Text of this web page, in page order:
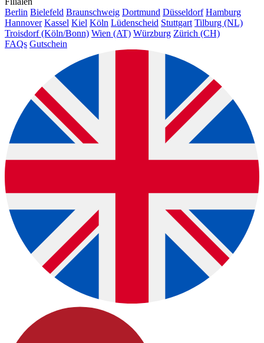
Berlin Bielefeld Braunschweig Dortmund Düsseldorf Hamburg
Hannover Kassel Kiel Köln Lüdenscheid Stuttgart Tilburg (NL)
Troisdorf (Köln/Bonn) Wien (AT) Würzburg Zürich (CH)
FAQs Gutschein